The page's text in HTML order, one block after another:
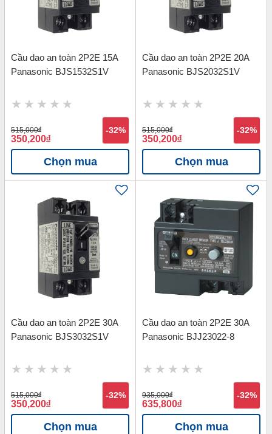
Cầu dao an toàn 2P2E 15A
Panasonic BJS1532S1V
515,000đ
350,200đ
-32%
Chọn mua
Cầu dao an toàn 2P2E 20A
Panasonic BJS2032S1V
515,000đ
350,200đ
-32%
Chọn mua
Cầu dao an toàn 2P2E 30A
Panasonic BJS3032S1V
515,000đ
350,200đ
-32%
Chọn mua
Cầu dao an toàn 2P2E 30A
Panasonic BJJ23022-8
935,000đ
635,800đ
-32%
Chọn mua